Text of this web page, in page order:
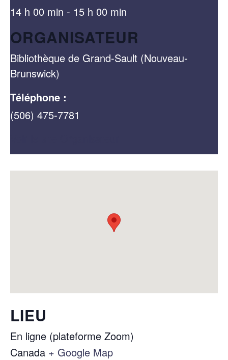
14 h 00 min - 15 h 00 min
ORGANISATEUR
Bibliothèque de Grand-Sault (Nouveau-
Brunswick)
Téléphone :
(506) 475-7781
LIEU
En ligne (plateforme Zoom)
Canada + Google Map